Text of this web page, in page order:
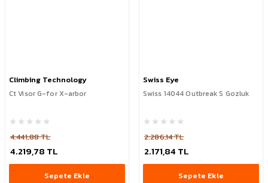
Climbing Technology
Ct Visor G-for X-arbor
4.441,88 TL
4.219,78 TL
Sepete Ekle
Swiss Eye
Swiss 14044 Outbreak S Gozluk
2.286,14 TL
2.171,84 TL
Sepete Ekle